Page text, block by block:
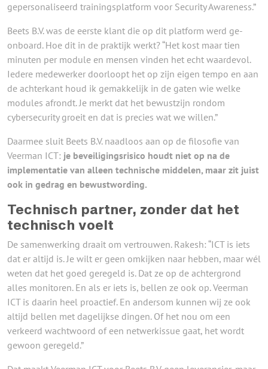
gepersonaliseerd trainingsplatform voor Security Awareness.”
Beets B.V. was de eerste klant die op dit platform werd ge-
onboard. Hoe dit in de praktijk werkt? “Het kost maar tien
minuten per module en mensen vinden het echt waardevol.
Iedere medewerker doorloopt het op zijn eigen tempo en aan
de achterkant houd ik gemakkelijk in de gaten wie welke
modules afrondt. Je merkt dat het bewustzijn rondom
cybersecurity groeit en dat is precies wat we willen.”
Daarmee sluit Beets B.V. naadloos aan op de filosofie van
Veerman ICT: je beveiligingsrisico houdt niet op na de
implementatie van alleen technische middelen, maar zit juist
ook in gedrag en bewustwording.
Technisch partner, zonder dat het
technisch voelt
De samenwerking draait om vertrouwen. Rakesh: “ICT is iets
dat er altijd is. Je wilt er geen omkijken naar hebben, maar wél
weten dat het goed geregeld is. Dat ze op de achtergrond
alles monitoren. En als er iets is, bellen ze ook op. Veerman
ICT is daarin heel proactief. En andersom kunnen wij ze ook
altijd bellen met dagelijkse dingen. Of het nou om een
verkeerd wachtwoord of een netwerkissue gaat, het wordt
gewoon geregeld.”